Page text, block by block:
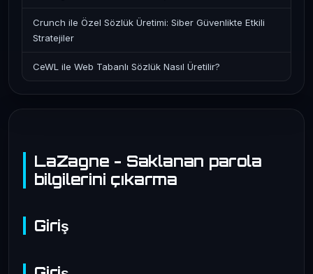
LaZagne - Saklanan parola
bilgilerini çıkarma
Giriş
Crunch ile Özel Sözlük Üretimi: Siber Güvenlikte Etkili
Stratejiler
CeWL ile Web Tabanlı Sözlük Nasıl Üretilir?